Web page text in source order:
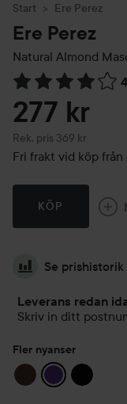
Start Ere Perez
Ere Perez
Natural Almond
Hoppa till Betyg &
277 kr
Rek. pris 369 kr
Rekommenderat pris
Fri frakt vid köp
KÖP
Se prishistorik
Leverans redan
Skriv in ditt
Fler nyanser